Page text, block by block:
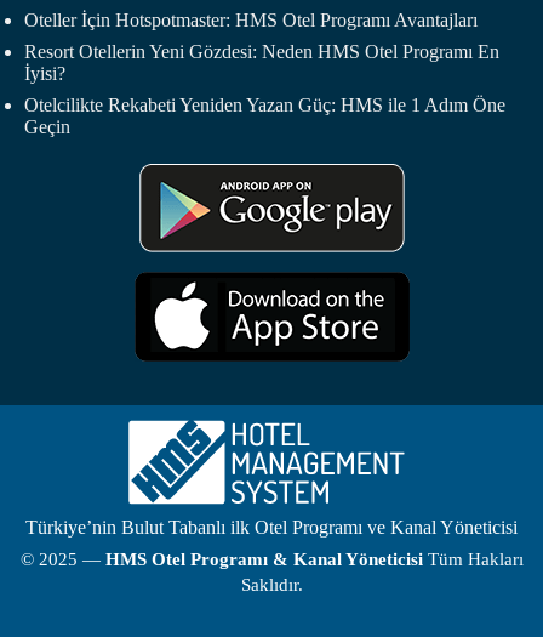
Oteller İçin Hotspotmaster: HMS Otel Programı Avantajları
Resort Otellerin Yeni Gözdesi: Neden HMS Otel Programı En
İyisi?
Otelcilikte Rekabeti Yeniden Yazan Güç: HMS ile 1 Adım Öne
Geçin
Türkiye’nin Bulut Tabanlı ilk Otel Programı ve Kanal Yöneticisi
© 2025 — HMS Otel Programı& Kanal YöneticisiTüm Hakları
Saklıdır.